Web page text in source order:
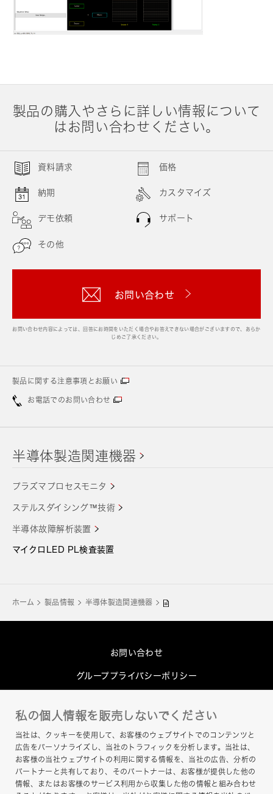
製品の購入やさらに詳しい情報について
はお問い合わせください。
資料請求 価格
納期 カスタマイズ
デモ依頼 サポート
その他
お問い合わせ
お問い合わせ内容によっては、回答にお時間をいただく場合やお答えできない場合がございますので、あらか
じめご了承ください。
製品に関する注意事項とお願い
お電話でのお問い合わせ
半導体製造関連機器
プラズマプロセスモニタ
ステルスダイシング™技術
半導体故障解析装置
マイクロLED PL検査装置
ホーム 製品情報 半導体製造関連機器
お問い合わせ
グループプライバシーポリシー
このサイトについて
ヘルプ
サイトマップ
私の個人情報を販売しないでください
当社は、クッキーを使用して、お客様のウェブサイトでのコンテンツと
広告をパーソナライズし、当社のトラフィックを分析します。当社は、
お客様の当社ウェブサイトの利用に関する情報を、当社の広告、分析の
パートナーと共有しており、そのパートナーは、お客様が提供した他の
情報、またはお客様のサービス利用から収集した他の情報と組み合わせ